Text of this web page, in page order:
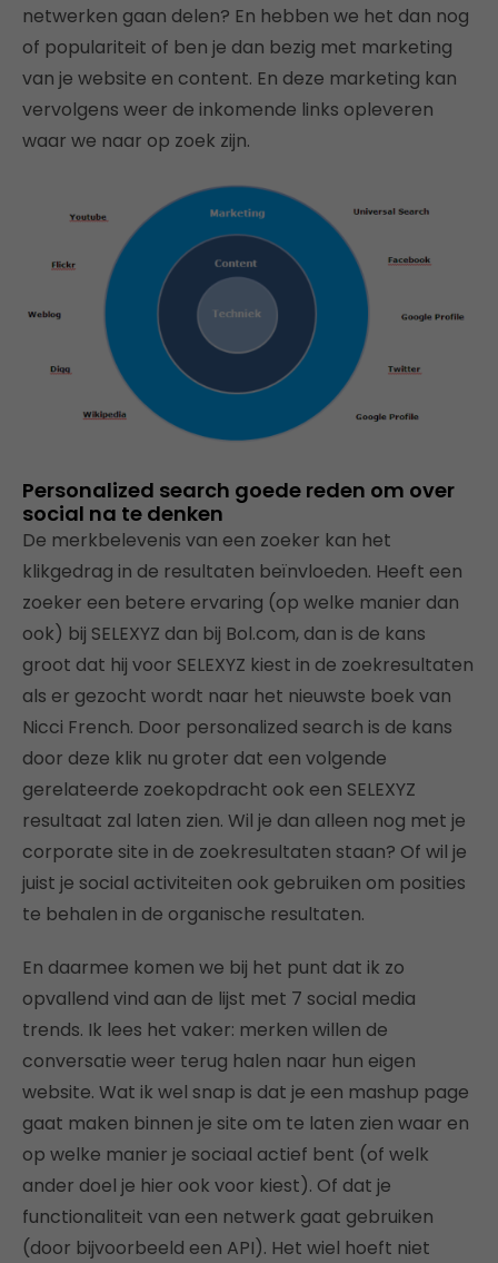
netwerken gaan delen? En hebben we het dan nog
of populariteit of ben je dan bezig met marketing
van je website en content. En deze marketing kan
vervolgens weer de inkomende links opleveren
waar we naar op zoek zijn.
Personalized search goede reden om over
social na te denken
De merkbelevenis van een zoeker kan het
klikgedrag in de resultaten beïnvloeden. Heeft een
zoeker een betere ervaring (op welke manier dan
ook) bij SELEXYZ dan bij Bol.com, dan is de kans
groot dat hij voor SELEXYZ kiest in de zoekresultaten
als er gezocht wordt naar het nieuwste boek van
Nicci French. Door personalized search is de kans
door deze klik nu groter dat een volgende
gerelateerde zoekopdracht ook een SELEXYZ
resultaat zal laten zien. Wil je dan alleen nog met je
corporate site in de zoekresultaten staan? Of wil je
juist je social activiteiten ook gebruiken om posities
te behalen in de organische resultaten.
En daarmee komen we bij het punt dat ik zo
opvallend vind aan de lijst met 7 social media
trends. Ik lees het vaker: merken willen de
conversatie weer terug halen naar hun eigen
website. Wat ik wel snap is dat je een mashup page
gaat maken binnen je site om te laten zien waar en
op welke manier je sociaal actief bent (of welk
ander doel je hier ook voor kiest). Of dat je
functionaliteit van een netwerk gaat gebruiken
(door bijvoorbeeld een API). Het wiel hoeft niet